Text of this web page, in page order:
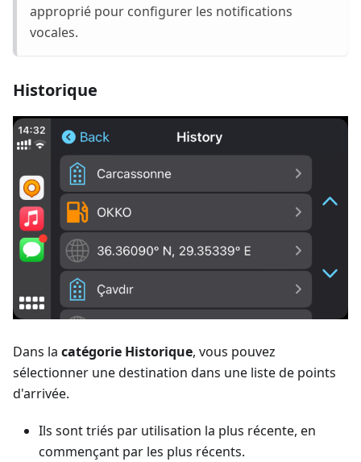
approprié pour configurer les notifications
vocales.
Historique
Dans la catégorie Historique, vous pouvez
sélectionner une destination dans une liste de points
d'arrivée.
Ils sont triés par utilisation la plus récente, en
commençant par les plus récents.